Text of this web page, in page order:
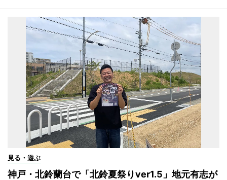
見る・遊ぶ
神戸・北鈴蘭台で「北鈴夏祭りver1.5」地元有志が